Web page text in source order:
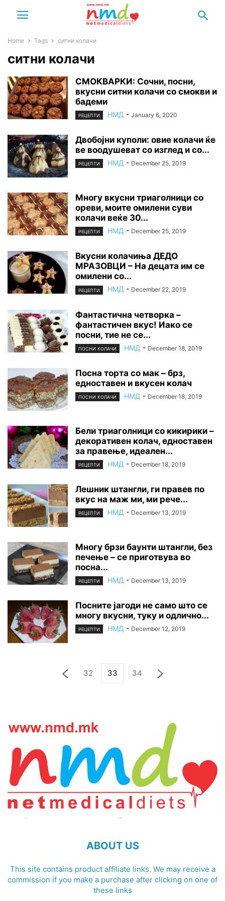
Home Tags ситни колачи
ситни колачи
СМОКВАРКИ: Сочни, посни,
вкусни ситни колачи со смокви и
бадеми
РЕЦЕПТИ НМД - January 6, 2020
Двобојни куполи: овие колачи ќе
ве воодушеват со изглед и со...
РЕЦЕПТИ НМД - December 25, 2019
Многу вкусни триаголници со
ореви, моите омилени суви
колачи веќе 30...
РЕЦЕПТИ НМД - December 25, 2019
Вкусни колачиња ДЕДО
МРАЗОВЦИ – На децата им се
омилени со...
РЕЦЕПТИ НМД - December 22, 2019
Фантастична четворка –
фантастичен вкус! Иако се
посни, тие не се...
ПОСНИ КОЛАЧИ НМД - December 18, 2019
Посна торта со мак – брз,
едноставен и вкусен колач
ПОСНИ КОЛАЧИ НМД - December 18, 2019
Бели триаголници со кикирики –
декоративен колач, едноставен
за правење, идеален...
РЕЦЕПТИ НМД - December 18, 2019
Лешник штангли, ги правев по
вкус на маж ми, ми рече...
РЕЦЕПТИ НМД - December 13, 2019
Многу брзи баунти штангли, без
печење – се приготвува во
посна...
РЕЦЕПТИ НМД - December 13, 2019
Посните јагоди не само што се
многу вкусни, туку и одлично...
РЕЦЕПТИ НМД - December 12, 2019
32 33 34
ABOUT US
This site contains product affiliate links. We may receive a
commission if you make a purchase after clicking on one of
these links